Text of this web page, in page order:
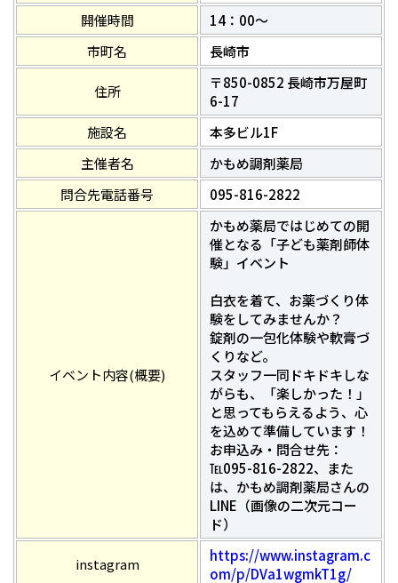
開催時間
14：00～
市町名
長崎市
住所
〒850-0852 長崎市万屋町
6-17
施設名
本多ビル1F
主催者名
かもめ調剤薬局
問合先電話番号
095-816-2822
イベント内容(概要)
かもめ薬局ではじめての開
催となる「子ども薬剤師体
験」イベント
白衣を着て、お薬づくり体
験をしてみませんか？
錠剤の一包化体験や軟膏づ
くりなど。
スタッフ一同ドキドキしな
がらも、「楽しかった！」
と思ってもらえるよう、心
を込めて準備しています！
お申込み・問合せ先：
℡095-816-2822、また
は、かもめ調剤薬局さんの
LINE（画像の二次元コー
ド）
instagram
https://www.instagram.c
om/p/DVa1wgmkT1g/